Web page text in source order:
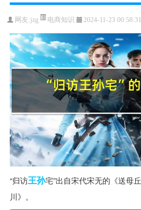
网友:jzg 电商知识 2024-11-23 00:58:31
“归访王孙宅”出自宋代宋无的《送母丘
川》。